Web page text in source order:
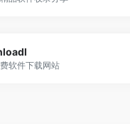
软件下载网站